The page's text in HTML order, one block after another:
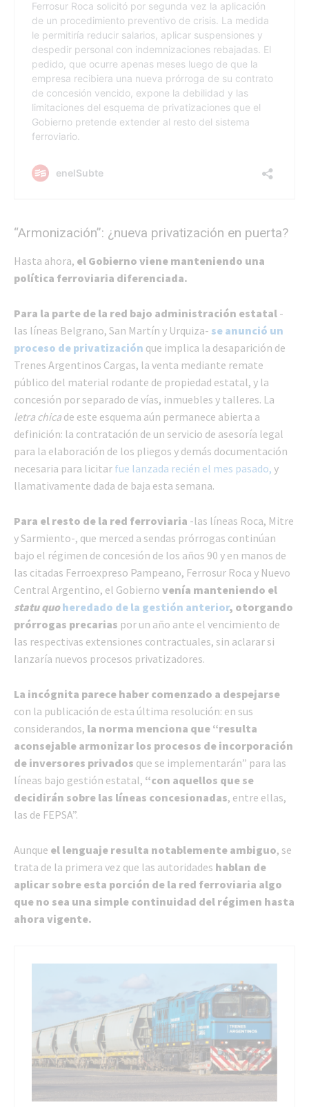
“Armonización”: ¿nueva privatización en puerta?
Hasta ahora, el Gobierno viene manteniendo una
política ferroviaria diferenciada.
Para la parte de la red bajo administración estatal -
las líneas Belgrano, San Martín y Urquiza- se anunció un
proceso de privatización que implica la desaparición de
Trenes Argentinos Cargas, la venta mediante remate
público del material rodante de propiedad estatal, y la
concesión por separado de vías, inmuebles y talleres. La
letra chica de este esquema aún permanece abierta a
definición: la contratación de un servicio de asesoría legal
para la elaboración de los pliegos y demás documentación
necesaria para licitar fue lanzada recién el mes pasado, y
llamativamente dada de baja esta semana.
Para el resto de la red ferroviaria -las líneas Roca, Mitre
y Sarmiento-, que merced a sendas prórrogas continúan
bajo el régimen de concesión de los años 90 y en manos de
las citadas Ferroexpreso Pampeano, Ferrosur Roca y Nuevo
Central Argentino, el Gobierno venía manteniendo el
statu quoheredado de la gestión anterior, otorgando
prórrogas precarias por un año ante el vencimiento de
las respectivas extensiones contractuales, sin aclarar si
lanzaría nuevos procesos privatizadores.
La incógnita parece haber comenzado a despejarse
con la publicación de esta última resolución: en sus
considerandos, la norma menciona que “resulta
aconsejable armonizar los procesos de incorporación
de inversores privados que se implementarán” para las
líneas bajo gestión estatal, “con aquellos que se
decidirán sobre las líneas concesionadas, entre ellas,
las de FEPSA”.
Aunque el lenguaje resulta notablemente ambiguo, se
trata de la primera vez que las autoridades hablan de
aplicar sobre esta porción de la red ferroviaria algo
que no sea una simple continuidad del régimen hasta
ahora vigente.